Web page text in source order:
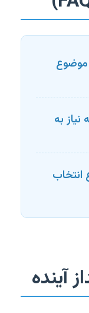
موضوع
نیاز به
انتخاب
آینده